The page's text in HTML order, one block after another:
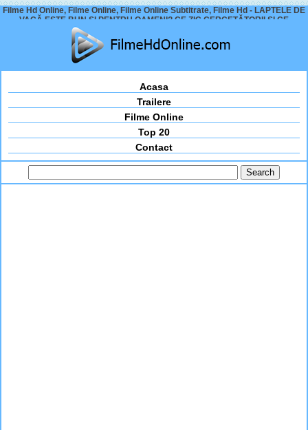
Filme Hd Online, Filme Online, Filme Online Subtitrate, Filme Hd - LAPTELE DE
VACĂ ESTE BUN ȘI PENTRU OAMENI? CE ZIC CERCETĂTORII ȘI CE
Acasa
Trailere
Filme Online
Top 20
Contact